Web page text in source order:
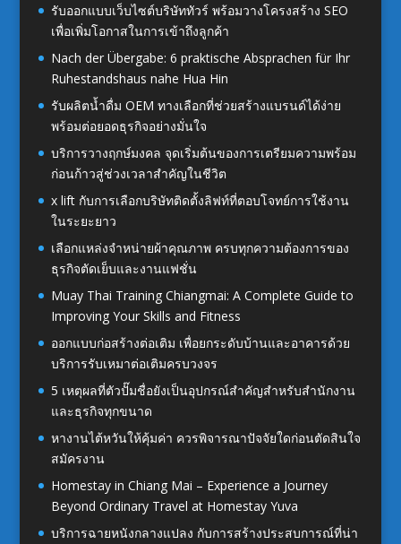
รับออกแบบเว็บไซต์บริษัททัวร์ พร้อมวางโครงสร้าง SEO
เพื่อเพิ่มโอกาสในการเข้าถึงลูกค้า
Nach der Übergabe: 6 praktische Absprachen für Ihr
Ruhestandshaus nahe Hua Hin
รับผลิตน้ำดื่ม OEM ทางเลือกที่ช่วยสร้างแบรนด์ได้ง่าย
พร้อมต่อยอดธุรกิจอย่างมั่นใจ
บริการวางฤกษ์มงคล จุดเริ่มต้นของการเตรียมความพร้อม
ก่อนก้าวสู่ช่วงเวลาสำคัญในชีวิต
x lift กับการเลือกบริษัทติดตั้งลิฟท์ที่ตอบโจทย์การใช้งาน
ในระยะยาว
เลือกแหล่งจำหน่ายผ้าคุณภาพ ครบทุกความต้องการของ
ธุรกิจตัดเย็บและงานแฟชั่น
Muay Thai Training Chiangmai: A Complete Guide to
Improving Your Skills and Fitness
ออกแบบก่อสร้างต่อเติม เพื่อยกระดับบ้านและอาคารด้วย
บริการรับเหมาต่อเติมครบวงจร
5 เหตุผลที่ตัวปั๊มชื่อยังเป็นอุปกรณ์สำคัญสำหรับสำนักงาน
และธุรกิจทุกขนาด
หางานไต้หวันให้คุ้มค่า ควรพิจารณาปัจจัยใดก่อนตัดสินใจ
สมัครงาน
Homestay in Chiang Mai – Experience a Journey
Beyond Ordinary Travel at Homestay Yuva
บริการฉายหนังกลางแปลง กับการสร้างประสบการณ์ที่น่า